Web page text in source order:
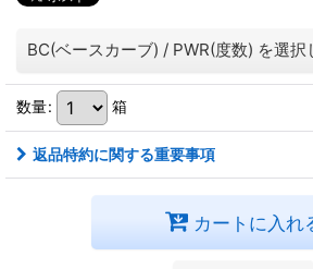
BC(ベースカーブ) / PWR(度数) を選択
数量: 箱
返品特約に関する重要事項
カートに入れ